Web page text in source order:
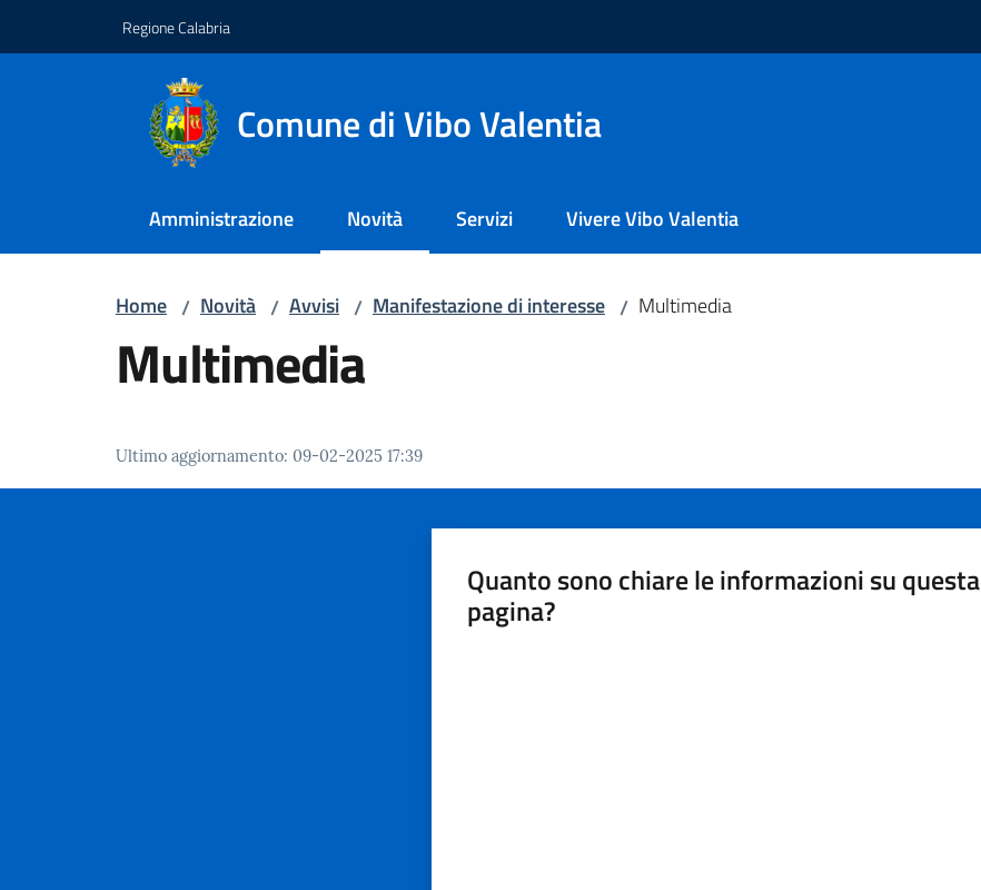
Regione Calabria
Comune di Vibo Valentia
Amministrazione Novità
Menu selezionato
Servizi Vivere Vibo Valentia
Home / Novità / Avvisi / Manifestazione di interesse / Multimedia
Multimedia
Ultimo aggiornamento: 09-02-2025 17:39
Quanto sono chiare le informazioni su questa
pagina?